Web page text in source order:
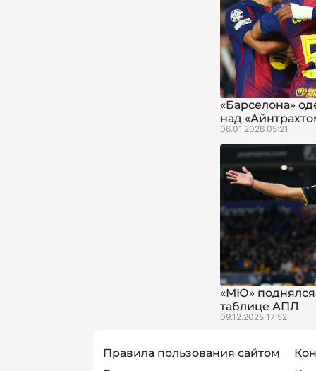
«Барселона»
над
06.01.2026 05:21
«МЮ» поднялся
таблице АПЛ
09.12.2025 17:52
Правила пользования сайтом